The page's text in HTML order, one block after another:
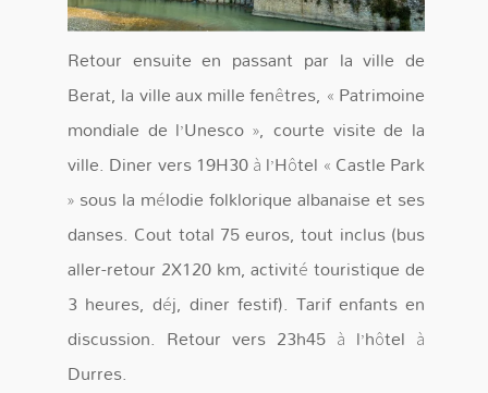
Retour ensuite en passant par la ville de
Berat, la ville aux mille fenêtres, « Patrimoine
mondiale de l’Unesco », courte visite de la
ville. Diner vers 19H30 à l’Hôtel « Castle Park
» sous la mélodie folklorique albanaise et ses
danses. Cout total 75 euros, tout inclus (bus
aller-retour 2X120 km, activité touristique de
3 heures, déj, diner festif). Tarif enfants en
discussion. Retour vers 23h45 à l’hôtel à
Durres.